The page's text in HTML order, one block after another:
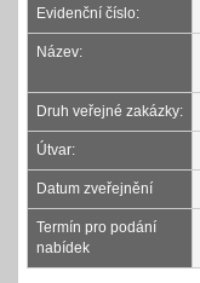
Evidenční číslo:
Název:
Druh veřejné zakázky:
Útvar:
Datum zveřejnění
Termín pro podání
nabídek